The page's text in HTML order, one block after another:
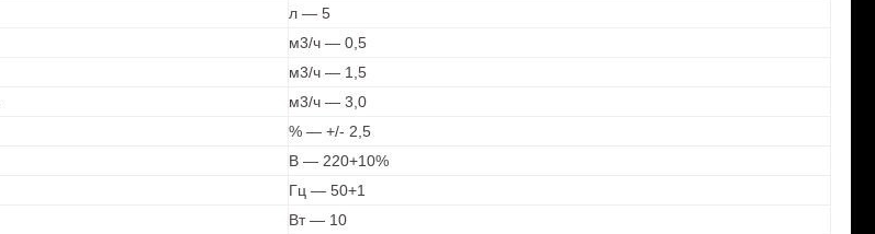
л — 5
м3/ч — 0,5
м3/ч — 1,5
м3/ч — 3,0
% — +/- 2,5
В — 220+10%
Гц — 50+1
Вт — 10